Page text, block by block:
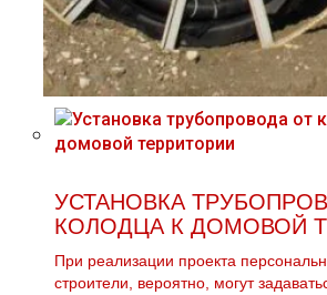
УСТАНОВКА
КОЛОДЦА К ДОМОВОЙ
При реализации проекта
строители, вероятно, могут